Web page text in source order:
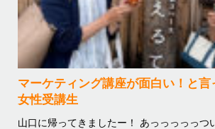
マーケティング講座が面白い！と言
女性受講生
山口に帰ってきましたー！ あっっっっっつ